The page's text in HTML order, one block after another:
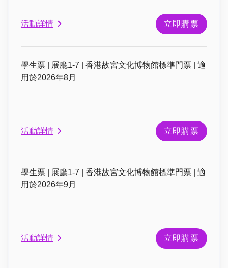
活動詳情 立即購票
學生票 | 展廳1-7 | 香港故宮文化博物館標準門票 | 適
用於2026年8月
活動詳情 立即購票
學生票 | 展廳1-7 | 香港故宮文化博物館標準門票 | 適
用於2026年9月
活動詳情 立即購票